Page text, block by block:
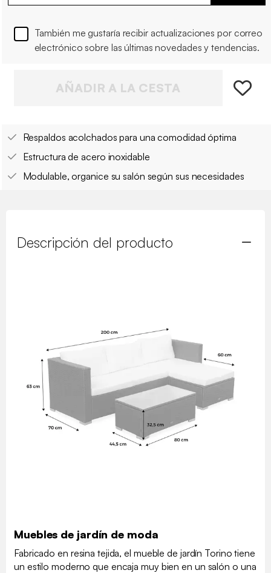
También me gustaría recibir actualizaciones por correo
electrónico sobre las últimas novedades y tendencias.
AÑADIR A LA CESTA
Respaldos acolchados para una comodidad óptima
Estructura de acero inoxidable
Modulable, organice su salón según sus necesidades
Descripción del producto
Muebles de jardín de moda
Fabricado en resina tejida, el mueble de jardín Torino tiene
un estilo moderno que encaja muy bien en un salón o una